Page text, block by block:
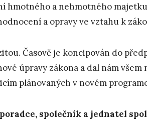
hmotného a nehmotného
a opravy ve vztahu k
Časově je koncipován do
úpravy zákona a dal nám všem
plánovaných v novém
společník a jednatel